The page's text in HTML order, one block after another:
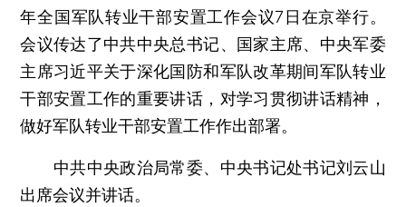
年全国军队转业干部安置工作会议7日在京举行。
会议传达了中共中央总书记、国家主席、中央军委
主席习近平关于深化国防和军队改革期间军队转业
干部安置工作的重要讲话，对学习贯彻讲话精神，
做好军队转业干部安置工作作出部署。
中共中央政治局常委、中央书记处书记刘云山
出席会议并讲话。